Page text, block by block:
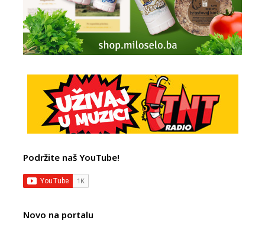
Podržite naš YouTube!
Novo na portalu